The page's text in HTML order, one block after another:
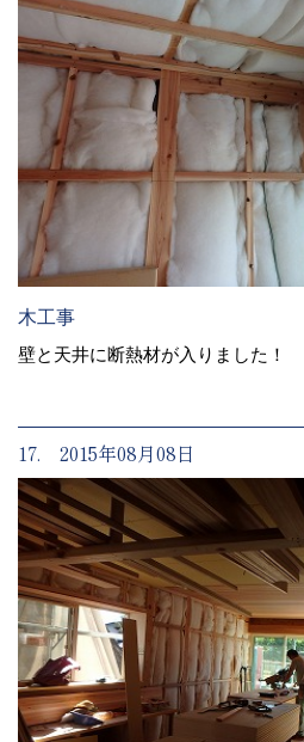
木工事
壁と天井に断熱材が入りました！
17. 2015年08月08日